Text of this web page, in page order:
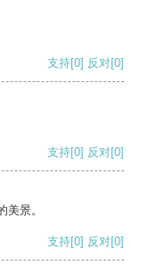
支持[0] 反对[0]
支持[0] 反对[0]
景。
支持[0] 反对[0]